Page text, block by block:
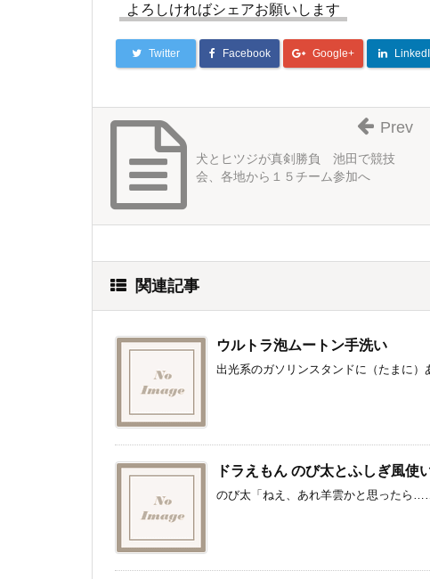
よろしければシェアお願いします
Twitter Facebook Google+
犬とヒツジが真剣勝負 池田で競技
会、各地から１５チーム参加へ
Prev
関連記事
ウルトラ泡ムートン手洗い
出光系のガソリンスタンドに（たまに）
ドラえもん のび太とふしぎ風使
のび太「ねえ、あれ羊雲かと思ったら